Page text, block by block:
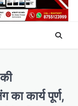
का कार्य पूर्ण,